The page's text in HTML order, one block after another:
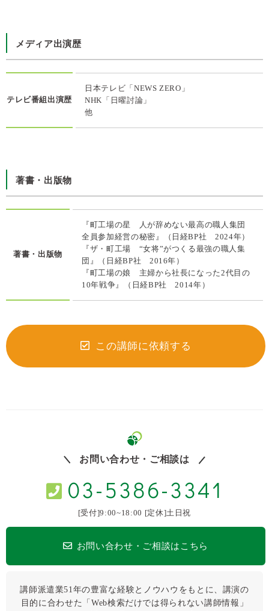
メディア出演歴
テレビ番組出演歴
日本テレビ「NEWS ZERO」
NHK「日曜討論」
他
著書・出版物
著書・出版物
『町工場の星 人が辞めない最高の職人集団
全員参加経営の秘密』（日経BP社 2024年）
『ザ・町工場 “女将”がつくる最強の職人集
団』（日経BP社 2016年）
『町工場の娘 主婦から社長になった2代目の
10年戦争』（日経BP社 2014年）
この講師に依頼する
お問い合わせ・ご相談は
03-5386-3341
[受付]9:00~18:00 [定休]土日祝
お問い合わせ・ご相談はこちら
講師派遣業51年の豊富な経験とノウハウをもとに、講演の
目的に合わせた「Web検索だけでは得られない講師情報」